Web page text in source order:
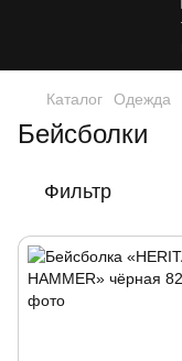
Каталог Одежда
Бейсболки
Фильтр